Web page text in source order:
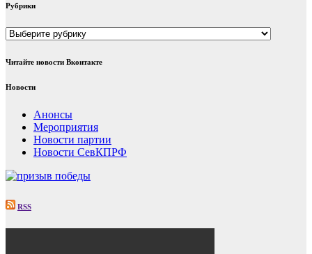
Рубрики
Рубрики
Читайте новости Вконтакте
Новости
Анонсы
Мероприятия
Новости партии
Новости СевКПРФ
RSS